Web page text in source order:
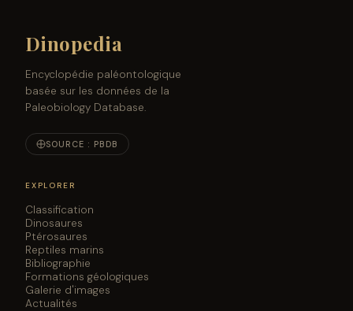
Dinopedia
Encyclopédie paléontologique
basée sur les données de la
Paleobiology Database.
SOURCE : PBDB
EXPLORER
Classification
Dinosaures
Ptérosaures
Reptiles marins
Bibliographie
Formations géologiques
Galerie d'images
Actualités